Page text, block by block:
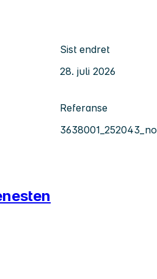
Sist endret
28. juli 2026
Referanse
3638001_252043_no